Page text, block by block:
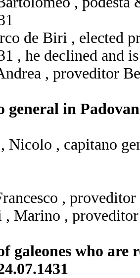
de Biri , elected
, he declined and
, proveditor
general in
Nicolo , capitano
,
Marino ,
galeones who are